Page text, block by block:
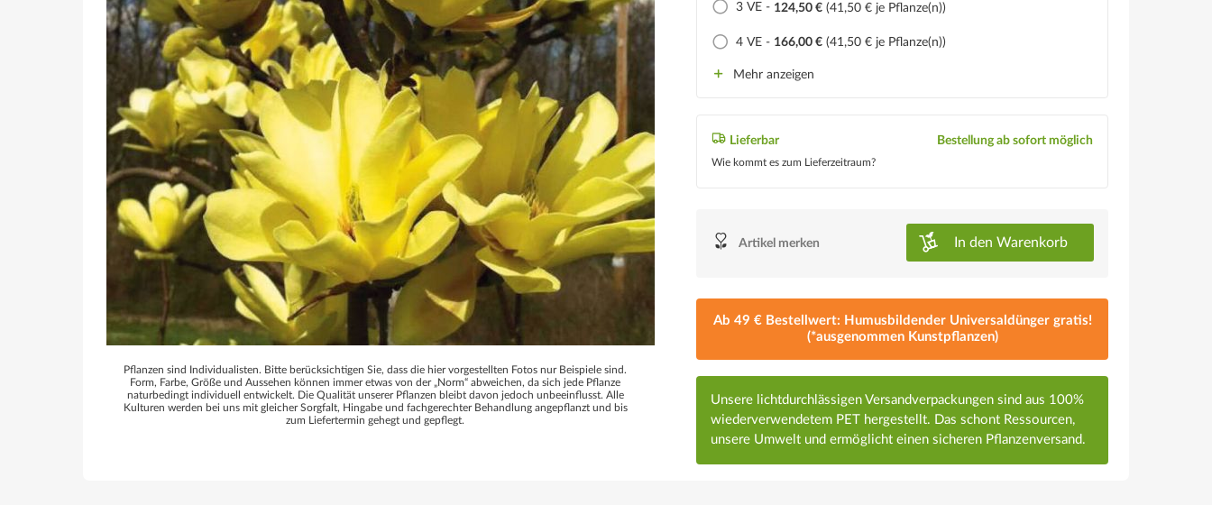
Pflanzen sind Individualisten. Bitte berücksichtigen Sie, dass die hier vorgestellten Fotos nur Beispiele sind.
Form, Farbe, Größe und Aussehen können immer etwas von der „Norm“ abweichen, da sich jede Pflanze
naturbedingt individuell entwickelt. Die Qualität unserer Pflanzen bleibt davon jedoch unbeeinflusst. Alle
Kulturen werden bei uns mit gleicher Sorgfalt, Hingabe und fachgerechter Behandlung angepflanzt und bis
zum Liefertermin gehegt und gepflegt.
3 VE - 124,50 € (41,50 € je Pflanze(n))
4 VE - 166,00 € (41,50 € je Pflanze(n))
Mehr anzeigen
Lieferbar
Wie kommt es zum Lieferzeitraum?
Bestellung ab sofort möglich
Artikel merken In den Warenkorb
Ab 49 € Bestellwert: Humusbildender Universaldünger gratis!
(*ausgenommen Kunstpflanzen)
Unsere lichtdurchlässigen Versandverpackungen sind aus 100%
wiederverwendetem PET hergestellt. Das schont Ressourcen,
unsere Umwelt und ermöglicht einen sicheren Pflanzenversand.